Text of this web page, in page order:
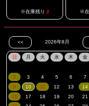
※在庫残り 2 ※在